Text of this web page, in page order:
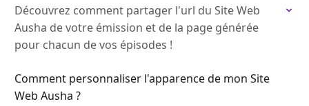
Découvrez comment partager l'url du Site Web
Ausha de votre émission et de la page générée
pour chacun de vos épisodes !
Comment personnaliser l'apparence de mon Site
Web Ausha ?